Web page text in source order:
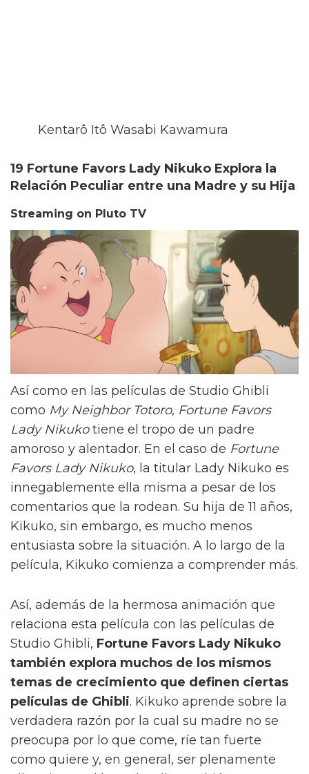
Kentarô Itô Wasabi Kawamura
19 Fortune Favors Lady Nikuko Explora la
Relación Peculiar entre una Madre y su Hija
Streaming on Pluto TV
Así como en las películas de Studio Ghibli
como My Neighbor Totoro, Fortune Favors
Lady Nikukotiene el tropo de un padre
amoroso y alentador. En el caso de Fortune
Favors Lady Nikuko, la titular Lady Nikuko es
innegablemente ella misma a pesar de los
comentarios que la rodean. Su hija de 11 años,
Kikuko, sin embargo, es mucho menos
entusiasta sobre la situación. A lo largo de la
película, Kikuko comienza a comprender más.
Así, además de la hermosa animación que
relaciona esta película con las películas de
Studio Ghibli, Fortune Favors Lady Nikuko
también explora muchos de los mismos
temas de crecimiento que definen ciertas
películas de Ghibli. Kikuko aprende sobre la
verdadera razón por la cual su madre no se
preocupa por lo que come, ríe tan fuerte
como quiere y, en general, ser plenamente